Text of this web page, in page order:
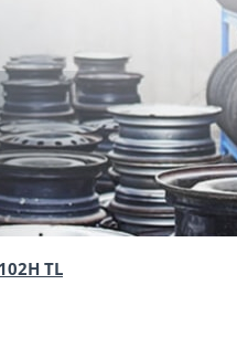
TL